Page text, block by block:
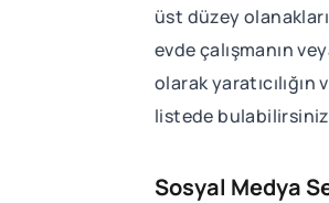
üst düzey
evde çalışmanın
olarak
listede
Sosyal Medya